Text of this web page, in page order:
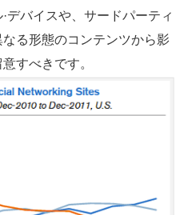
デバイスや、サードパーティ
る形態のコンテンツから影
すべきです。